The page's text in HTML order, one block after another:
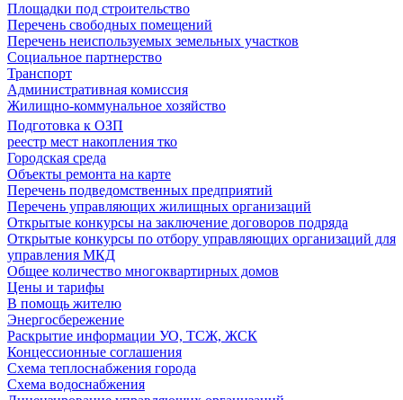
Площадки под строительство
Перечень свободных помещений
Перечень неиспользуемых земельных участков
Социальное партнерство
Транспорт
Административная комиссия
Жилищно-коммунальное хозяйство
Подготовка к ОЗП
реестр мест накопления тко
Городская среда
Объекты ремонта на карте
Перечень подведомственных предприятий
Перечень управляющих жилищных организаций
Открытые конкурсы на заключение договоров подряда
Открытые конкурсы по отбору управляющих организаций для
управления МКД
Общее количество многоквартирных домов
Цены и тарифы
В помощь жителю
Энергосбережение
Раскрытие информации УО, ТСЖ, ЖСК
Концессионные соглашения
Схема теплоснабжения города
Схема водоснабжения